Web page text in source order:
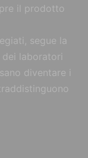
il prodotto
segue la
laboratori
diventare i